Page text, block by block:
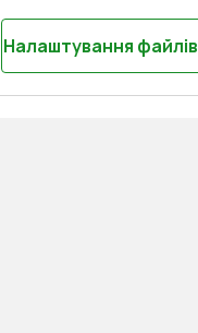
Налаштування